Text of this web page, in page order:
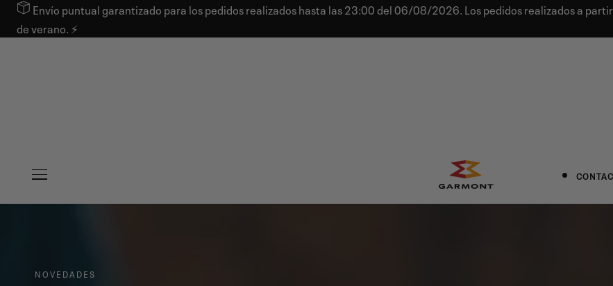
AL CONTENIDOEnvío puntual garantizado para los pedidos realizados hasta las 23:00 del 06/08/2026. Los pedidos realizados a
de verano. ⚡
NOVEDADES